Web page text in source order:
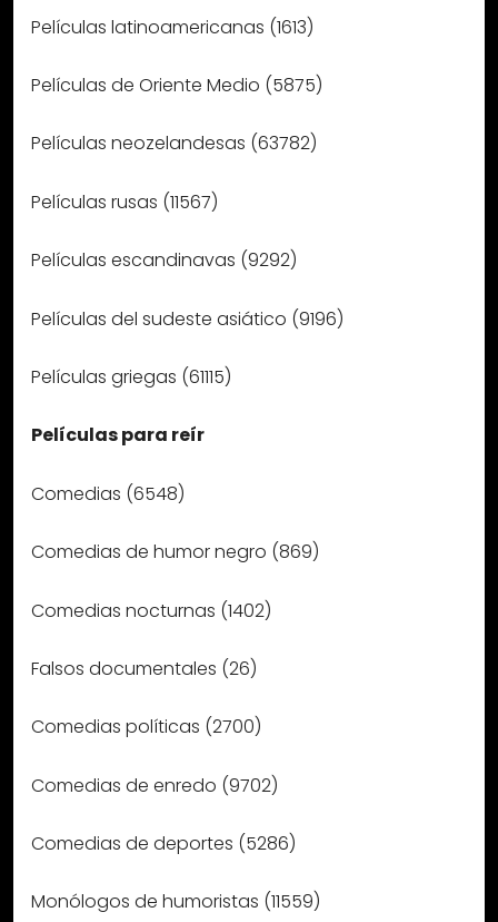
Películas latinoamericanas (1613)
Películas de Oriente Medio (5875)
Películas neozelandesas (63782)
Películas rusas (11567)
Películas escandinavas (9292)
Películas del sudeste asiático (9196)
Películas griegas (61115)
Películas para reír
Comedias (6548)
Comedias de humor negro (869)
Comedias nocturnas (1402)
Falsos documentales (26)
Comedias políticas (2700)
Comedias de enredo (9702)
Comedias de deportes (5286)
Monólogos de humoristas (11559)